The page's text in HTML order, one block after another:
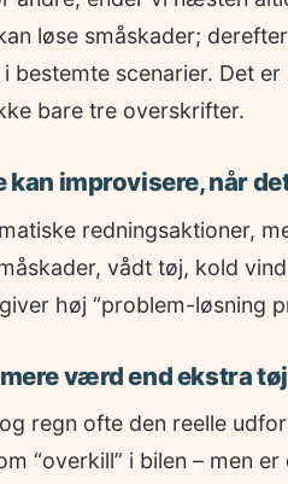
løse småskader;
bestemte scenarier. Det
bare tre overskrifter.
improvisere, når
redningsaktioner,
vådt tøj, kold
høj “problem-løsning
værd end ekstra tøj
regn ofte den reelle
“overkill” i bilen – men